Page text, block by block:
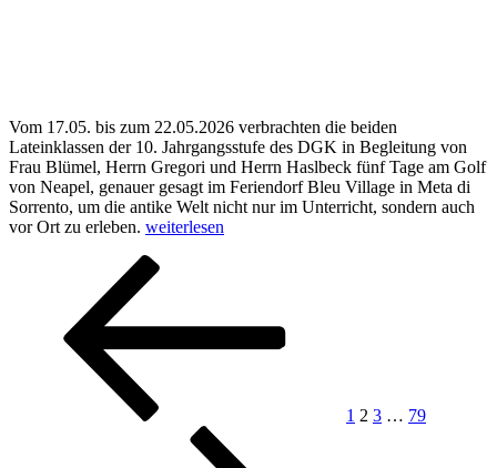
Vom 17.05. bis zum 22.05.2026 verbrachten die beiden
Lateinklassen der 10. Jahrgangsstufe des DGK in Begleitung von
Frau Blümel, Herrn Gregori und Herrn Haslbeck fünf Tage am Golf
von Neapel, genauer gesagt im Feriendorf Bleu Village in Meta di
Sorrento, um die antike Welt nicht nur im Unterricht, sondern auch
vor Ort zu erleben. „Pizza,
Panorama!“
weiterlesen
Seitennummerierung
Beiträge
1 2 3 … 79